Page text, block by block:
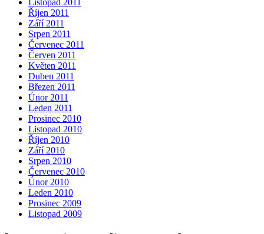
Listopad 2011
Říjen 2011
Září 2011
Srpen 2011
Červenec 2011
Červen 2011
Květen 2011
Duben 2011
Březen 2011
Únor 2011
Leden 2011
Prosinec 2010
Listopad 2010
Říjen 2010
Září 2010
Srpen 2010
Červenec 2010
Únor 2010
Leden 2010
Prosinec 2009
Listopad 2009